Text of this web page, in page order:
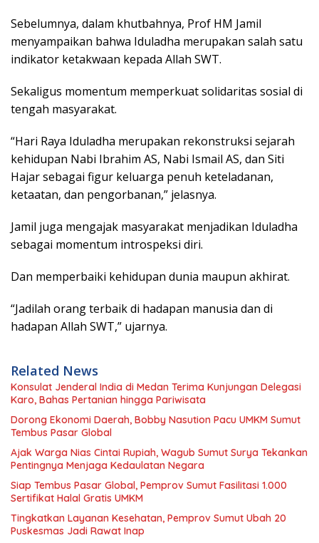
Sebelumnya, dalam khutbahnya, Prof HM Jamil
menyampaikan bahwa Iduladha merupakan salah satu
indikator ketakwaan kepada Allah SWT.
Sekaligus momentum memperkuat solidaritas sosial di
tengah masyarakat.
“Hari Raya Iduladha merupakan rekonstruksi sejarah
kehidupan Nabi Ibrahim AS, Nabi Ismail AS, dan Siti
Hajar sebagai figur keluarga penuh keteladanan,
ketaatan, dan pengorbanan,” jelasnya.
Jamil juga mengajak masyarakat menjadikan Iduladha
sebagai momentum introspeksi diri.
Dan memperbaiki kehidupan dunia maupun akhirat.
“Jadilah orang terbaik di hadapan manusia dan di
hadapan Allah SWT,” ujarnya.
Related News
Konsulat Jenderal India di Medan Terima Kunjungan Delegasi
Karo, Bahas Pertanian hingga Pariwisata
Dorong Ekonomi Daerah, Bobby Nasution Pacu UMKM Sumut
Tembus Pasar Global
Ajak Warga Nias Cintai Rupiah, Wagub Sumut Surya Tekankan
Pentingnya Menjaga Kedaulatan Negara
Siap Tembus Pasar Global, Pemprov Sumut Fasilitasi 1.000
Sertifikat Halal Gratis UMKM
Tingkatkan Layanan Kesehatan, Pemprov Sumut Ubah 20
Puskesmas Jadi Rawat Inap